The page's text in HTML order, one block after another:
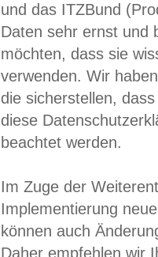
und das ITZBund
Daten sehr ernst und
möchten, dass sie
verwenden. Wir
die sicherstellen,
diese
beachtet werden.
Im Zuge der
Implementierung
können auch
Daher empfehlen wir